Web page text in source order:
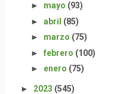
► mayo (93)
► abril (85)
► marzo (75)
► febrero (100)
► enero (75)
► 2023 (545)